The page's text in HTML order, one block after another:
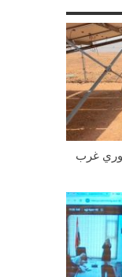
غرب